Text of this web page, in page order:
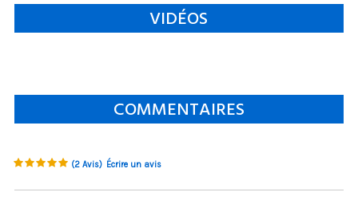
VIDÉOS
COMMENTAIRES
(2 Avis) Écrire un avis